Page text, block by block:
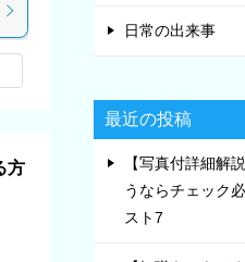
方
日常の出来事
最近の投稿
【写真付詳細解
うならチェック
スト7